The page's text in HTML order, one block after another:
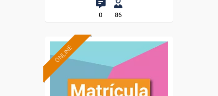
0 86
ONLINE